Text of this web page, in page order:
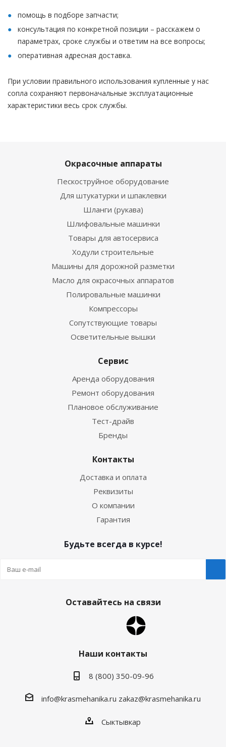
помощь в подборе запчасти;
консультация по конкретной позиции – расскажем о
параметрах, сроке службы и ответим на все вопросы;
оперативная адресная доставка.
При условии правильного использования купленные у нас
сопла сохраняют первоначальные эксплуатационные
характеристики весь срок службы.
Окрасочные аппараты
Пескоструйное оборудование
Для штукатурки и шпаклевки
Шланги (рукава)
Шлифовальные машинки
Товары для автосервиса
Ходули строительные
Машины для дорожной разметки
Масло для окрасочных аппаратов
Полировальные машинки
Компрессоры
Сопутствующие товары
Осветительные вышки
Сервис
Аренда оборудования
Ремонт оборудования
Плановое обслуживание
Тест-драйв
Бренды
Контакты
Доставка и оплата
Реквизиты
О компании
Гарантия
Будьте всегда в курсе!
Оставайтесь на связи
Наши контакты
8 (800) 350-09-96
info@krasmehanika.ru zakaz@krasmehanika.ru
Сыктывкар